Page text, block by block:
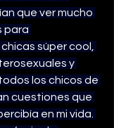
que ver mucho
para
súper cool,
y
los chicos de
cuestiones que
en mi vida.